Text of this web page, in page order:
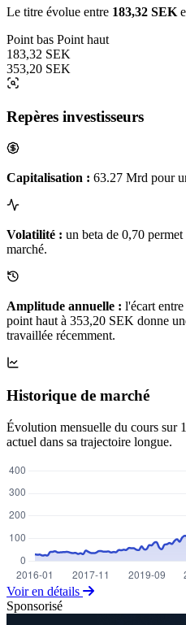
Le titre évolue entre 183,32 SEK
Point bas Point haut
183,32 SEK
353,20 SEK
Repères investisseurs
Capitalisation : 63.27 Mrd pour
Volatilité : un beta de 0,70
marché.
Amplitude annuelle : l'écart
point haut à 353,20 SEK donne
travaillée récemment.
Historique de marché
Évolution mensuelle du cours sur
actuel dans sa trajectoire longue.
Voir en détails
Sponsorisé